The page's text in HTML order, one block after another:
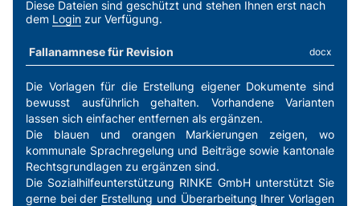
Diese Dateien sind geschützt und stehen Ihnen erst nach
dem Login zur Verfügung.
Fallanamnese für Revision docx
Die Vorlagen für die Erstellung eigener Dokumente sind
bewusst ausführlich gehalten. Vorhandene Varianten
lassen sich einfacher entfernen als ergänzen.
Die blauen und orangen Markierungen zeigen, wo
kommunale Sprachregelung und Beiträge sowie kantonale
Rechtsgrundlagen zu ergänzen sind.
Die Sozialhilfeunterstützung RINKE GmbH unterstützt Sie
gerne bei der Erstellung und Überarbeitung Ihrer Vorlagen